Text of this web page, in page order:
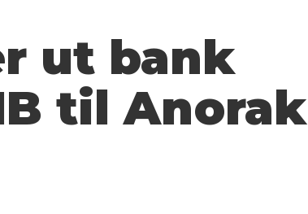
ut bank
til Anorak